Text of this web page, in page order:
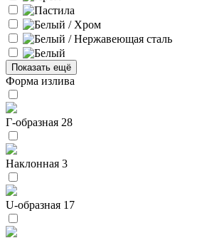
Показать ещё
Форма излива
Г-образная 28
Наклонная 3
U-образная 17